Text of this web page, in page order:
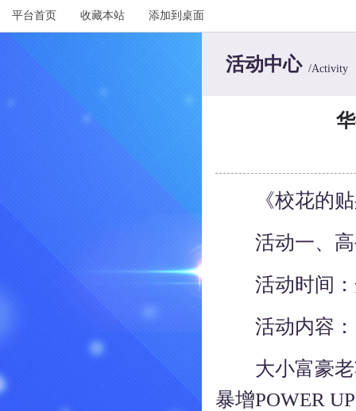
活动中心 /Activity
《校花的贴
活动一、高
活动时间：
活动内容：
大小富豪老
暴增POWER
平台首页 收藏本站 添加到桌面